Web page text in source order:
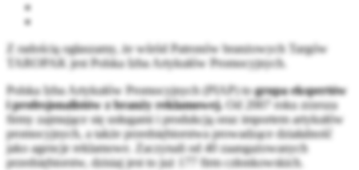
Z radością ogłaszamy, że wśród Patronów branżowych Targów
TAROPAK jest Polska Izba Artykułów Promocyjnych.
Polska Izba Artykułów Promocyjnych (PIAP) togrupa ekspertów
i profesjonalistów z branży reklamowej.Od 2007 roku zrzesza
firmy zajmujące się usługami i produkcją oraz importem artykułów
promocyjnych, a także przedsiębiorstwa prowadzące działalność
jako agencje reklamowe. Zaczynali od 40 zaangażowanych
przedsiębiorstw, dzisiaj jest to już 177 firm członkowskich.